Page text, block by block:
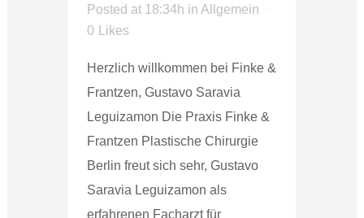
Posted at 18:34h in Allgemein
0
Likes
Herzlich willkommen bei Finke &
Frantzen, Gustavo Saravia
Leguizamon Die Praxis Finke &
Frantzen Plastische Chirurgie
Berlin freut sich sehr, Gustavo
Saravia Leguizamon als
erfahrenen Facharzt für